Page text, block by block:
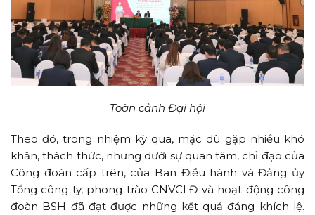
Toàn cảnh Đại hội
Theo đó, trong nhiệm kỳ qua, mặc dù gặp nhiều khó
khăn, thách thức, nhưng dư­ới sự quan tâm, chỉ đạo của
Công đoàn cấp trên, của Ban Điều hành và Đảng ủy
Tổng công ty, phong trào CNVCLĐ và hoạt động công
đoàn BSH đã đạt đ­ược những kết quả đáng khích lệ.